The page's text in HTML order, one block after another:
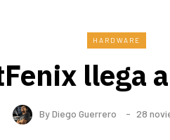
HARDWARE
llega
ByDiego Guerrero 28